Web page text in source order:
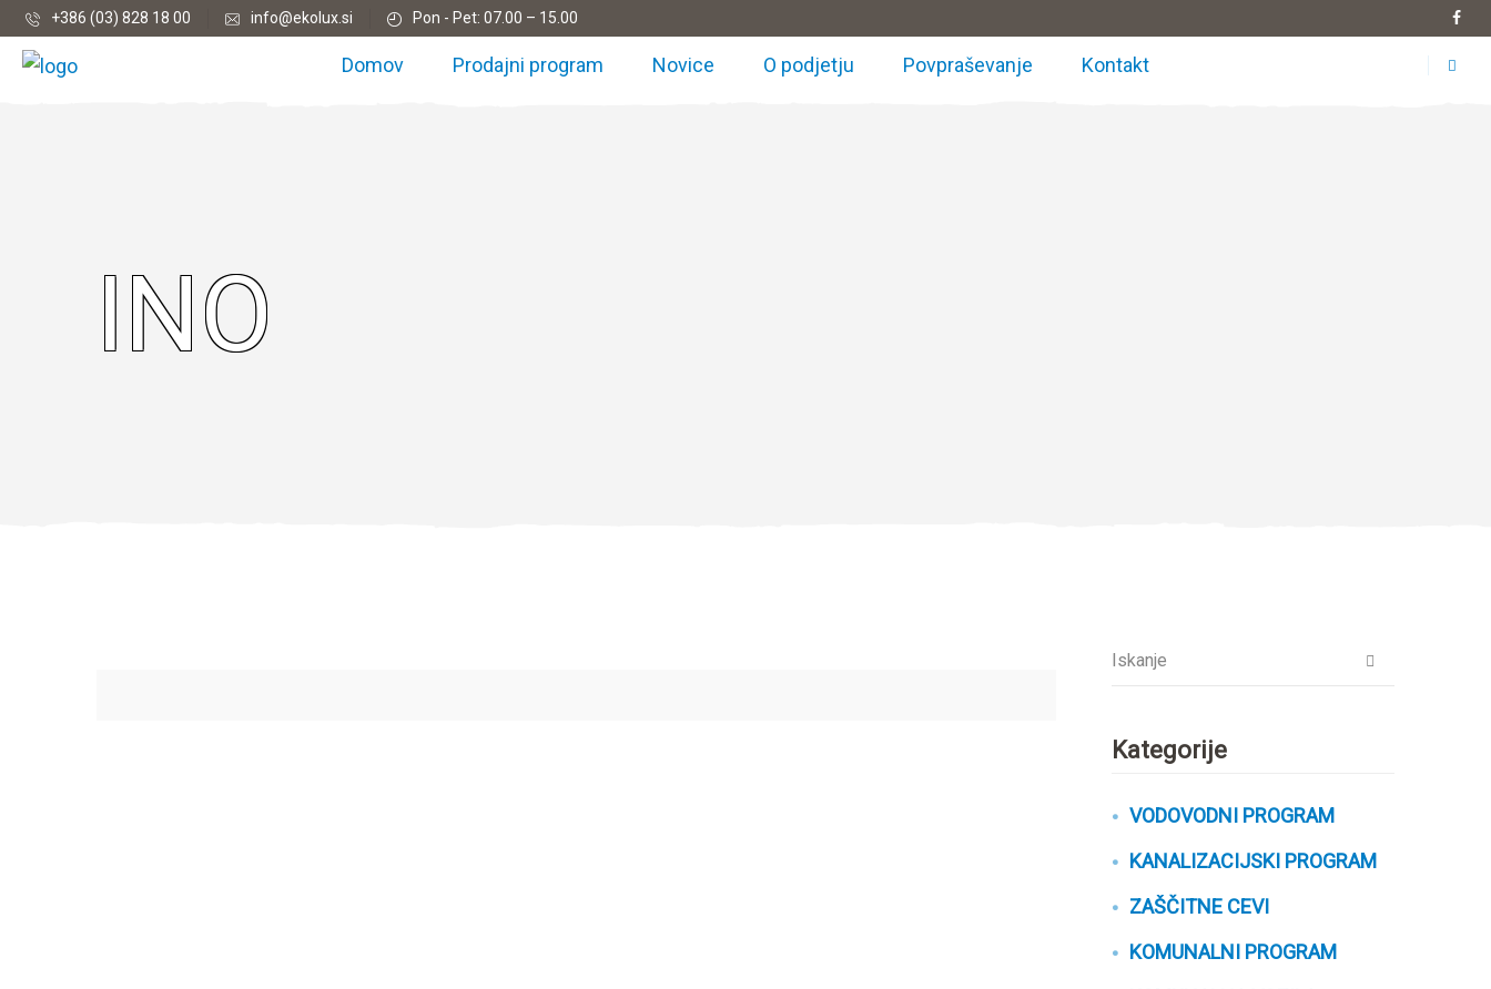
+386 (03) 828 18 00 info@ekolux.si Pon - Pet: 07.00 – 15.00
Domov Prodajni program Novice O podjetju Povpraševanje Kontakt
INO
Kategorije
VODOVODNI PROGRAM
KANALIZACIJSKI PROGRAM
ZAŠČITNE CEVI
KOMUNALNI PROGRAM